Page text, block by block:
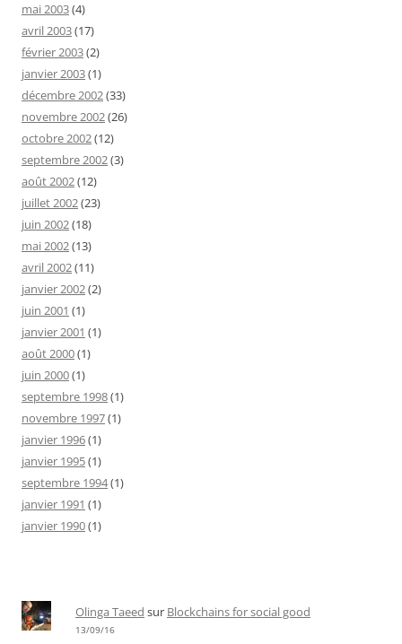
mai 2003(4)
avril 2003(17)
février 2003(2)
janvier 2003(1)
décembre 2002(33)
novembre 2002(26)
octobre 2002(12)
septembre 2002(3)
août 2002(12)
juillet 2002(23)
juin 2002(18)
mai 2002(13)
avril 2002(11)
janvier 2002(2)
juin 2001 (1)
janvier 2001 (1)
août 2000(1)
juin 2000(1)
septembre 1998(1)
novembre 1997(1)
janvier 1996(1)
janvier 1995(1)
septembre 1994(1)
janvier 1991 (1)
janvier 1990(1)
Olinga Taeed sur Blockchains for social good
13/09/16